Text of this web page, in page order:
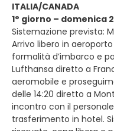
ITALIA/CANADA
1° giorno – domenica
Sistemazione prevista:
Arrivo libero in
formalità d’imbarco e
Lufthansa diretto a
aeromobile e
delle 14:20 diretto a
incontro con il
trasferimento in hotel.